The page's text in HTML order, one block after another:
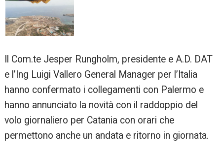
Il Com.te Jesper Rungholm, presidente e A.D. DAT
e l’Ing Luigi Vallero General Manager per l’Italia
hanno confermato i collegamenti con Palermo e
hanno annunciato la novità con il raddoppio del
volo giornaliero per Catania con orari che
permettono anche un andata e ritorno in giornata.